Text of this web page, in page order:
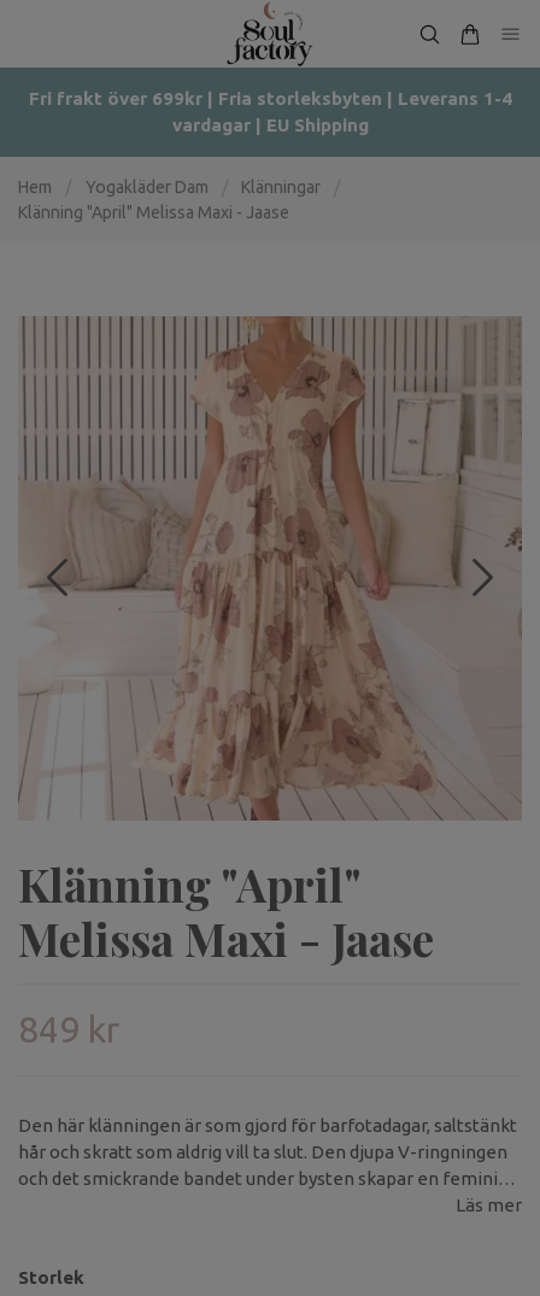
Fri frakt över 699kr | Fria storleksbyten | Leverans 1-4
vardagar | EU Shipping
Hem Yogakläder Dam Klänningar
Klänning "April" Melissa Maxi - Jaase
Klänning "April"
Melissa Maxi - Jaase
849 kr
Den här klänningen är som gjord för barfotadagar, saltstänkt
hår och skratt som aldrig vill ta slut. Den djupa V-ringningen
och det smickrande bandet under bysten skapar en feminin
Läs mer
Storlek